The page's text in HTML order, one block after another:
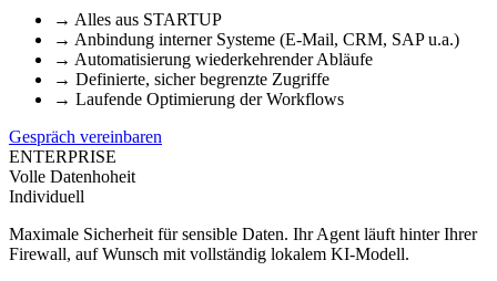
→ Alles aus STARTUP
→ Anbindung interner Systeme (E-Mail, CRM, SAP u.a.)
→ Automatisierung wiederkehrender Abläufe
→ Definierte, sicher begrenzte Zugriffe
→ Laufende Optimierung der Workflows
Gespräch vereinbaren
ENTERPRISE
Volle Datenhoheit
Individuell
Maximale Sicherheit für sensible Daten. Ihr Agent läuft hinter Ihrer
Firewall, auf Wunsch mit vollständig lokalem KI-Modell.